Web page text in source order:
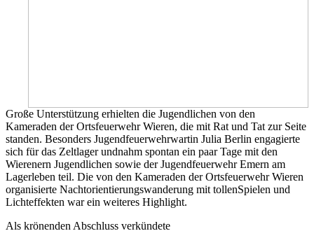
Große Unterstützung erhielten die Jugendlichen von den
Kameraden der Ortsfeuerwehr Wieren, die mit Rat und Tat zur Seite
standen. Besonders Jugendfeuerwehrwartin Julia Berlin engagierte
sich für das Zeltlager undnahm spontan ein paar Tage mit den
Wierenern Jugendlichen sowie der Jugendfeuerwehr Emern am
Lagerleben teil. Die von den Kameraden der Ortsfeuerwehr Wieren
organisierte Nachtorientierungswanderung mit tollenSpielen und
Lichteffekten war ein weiteres Highlight.
Als krönenden Abschluss verkündete